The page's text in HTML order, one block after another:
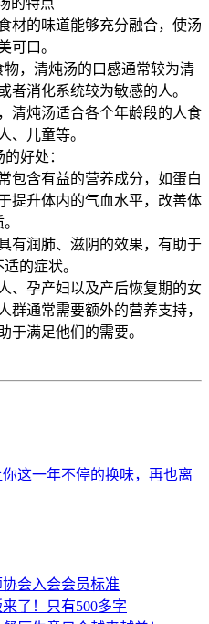
材的味道能够充分融合，使汤
可口。
，清炖汤的口感通常较为清
者消化系统较为敏感的人。
清炖汤适合各个年龄段的人食
、儿童等。
好处：
包含有益的营养成分，如蛋白
提升体内的气血水平，改善体
有润肺、滋阴的效果，有助于
的症状。
、孕产妇以及产后恢复期的女
群通常需要额外的营养支持，
于满足他们的需要。
这一年不停的换味，再也离
会入会会员标准
了！只有500多字